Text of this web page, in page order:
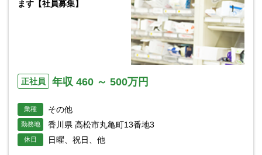
ます【社員募集】
正社員 年収 460 ～ 500万円
業種 その他
勤務地 香川県 高松市丸亀町13番地3
休日 日曜、祝日、他